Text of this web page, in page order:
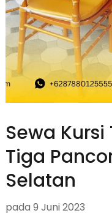
Sewa
Tiga
Selatan
pada 9 Juni 2023